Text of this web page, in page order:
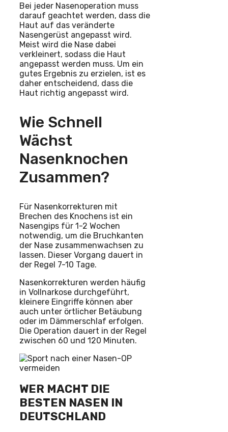
Bei jeder Nasenoperation muss
darauf geachtet werden, dass die
Haut auf das veränderte
Nasengerüst angepasst wird.
Meist wird die Nase dabei
verkleinert, sodass die Haut
angepasst werden muss. Um ein
gutes Ergebnis zu erzielen, ist es
daher entscheidend, dass die
Haut richtig angepasst wird.
Wie Schnell
Wächst
Nasenknochen
Zusammen?
Für Nasenkorrekturen mit
Brechen des Knochens ist ein
Nasengips für 1-2 Wochen
notwendig, um die Bruchkanten
der Nase zusammenwachsen zu
lassen. Dieser Vorgang dauert in
der Regel 7-10 Tage.
Nasenkorrekturen werden häufig
in Vollnarkose durchgeführt,
kleinere Eingriffe können aber
auch unter örtlicher Betäubung
oder im Dämmerschlaf erfolgen.
Die Operation dauert in der Regel
zwischen 60 und 120 Minuten.
WER MACHT DIE
BESTEN NASEN IN
DEUTSCHLAND